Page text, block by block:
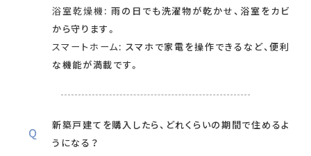
浴室乾燥機: 雨の日でも洗濯物が乾かせ、浴室をカビ
から守ります。
スマートホーム: スマホで家電を操作できるなど、便利
な機能が満載です。
新築戸建てを購入したら、どれくらいの期間で住めるよ
うになる？